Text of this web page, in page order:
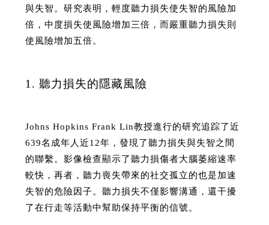
與失智。研究表明，輕度聽力損失使失智的風險加
倍，中度損失使風險增加三倍，而嚴重聽力損失則
使風險增加五倍。
1. 聽力損失的隱藏風險
Johns Hopkins Frank Lin教授進行的研究追踪了近
639名成年人近12年，發現了聽力損失與失智之間
的聯繫。影像檢查顯示了聽力損傷者大腦萎縮速率
較快，再者，聽力喪失帶來的社交孤立的也是加速
失智的危險因子。聽力損失不僅影響溝通，還干擾
了在行走等活動中幫助保持平衡的信號。